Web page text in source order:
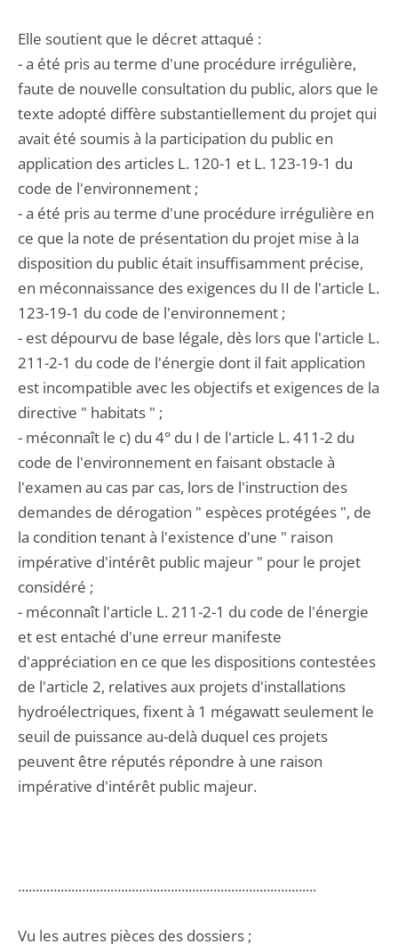
Elle soutient que le décret attaqué :
- a été pris au terme d'une procédure irrégulière,
faute de nouvelle consultation du public, alors que le
texte adopté diffère substantiellement du projet qui
avait été soumis à la participation du public en
application des articles L. 120-1 et L. 123-19-1 du
code de l'environnement ;
- a été pris au terme d'une procédure irrégulière en
ce que la note de présentation du projet mise à la
disposition du public était insuffisamment précise,
en méconnaissance des exigences du II de l'article L.
123-19-1 du code de l'environnement ;
- est dépourvu de base légale, dès lors que l'article L.
211-2-1 du code de l'énergie dont il fait application
est incompatible avec les objectifs et exigences de la
directive " habitats " ;
- méconnaît le c) du 4° du I de l'article L. 411-2 du
code de l'environnement en faisant obstacle à
l'examen au cas par cas, lors de l'instruction des
demandes de dérogation " espèces protégées ", de
la condition tenant à l'existence d'une " raison
impérative d'intérêt public majeur " pour le projet
considéré ;
- méconnaît l'article L. 211-2-1 du code de l'énergie
et est entaché d'une erreur manifeste
d'appréciation en ce que les dispositions contestées
de l'article 2, relatives aux projets d'installations
hydroélectriques, fixent à 1 mégawatt seulement le
seuil de puissance au-delà duquel ces projets
peuvent être réputés répondre à une raison
impérative d'intérêt public majeur.
....................................................................................
Vu les autres pièces des dossiers ;